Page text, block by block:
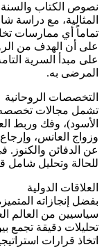
نصوص الكتاب والسنة،
المثالية، مع دراسة
تماماً أي ممارسات
على أن الهدف من
على مبدأ السرية
المرضى به.
التخصصات الروحانية
تشمل مجالات تخصصه
الأسود)، وفك وربط
وزواج العانس،
عن الدفائن والكنوز.
للحالة وتحليل شامل
العلاقات الدولية
بفضل إنجازاته
سياسيين من العالم
تحليلات دقيقة تجمع
اتخاذ قرارات